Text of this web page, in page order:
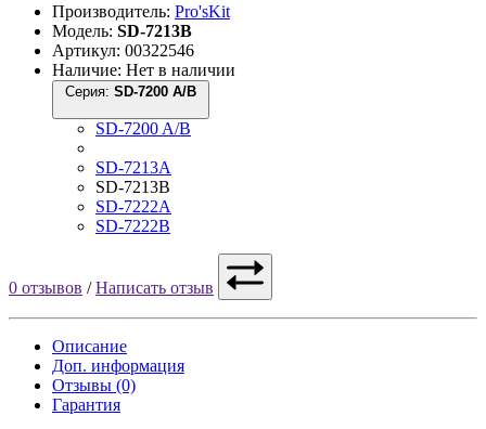
Производитель: Pro'sKit
Модель: SD-7213B
Артикул: 00322546
Наличие: Нет в наличии
Серия:
SD-7200 A/B
SD-7213A
SD-7213B
SD-7222A
SD-7222B
0 отзывов /Написать отзыв
Описание
Доп. информация
Отзывы (0)
Гарантия